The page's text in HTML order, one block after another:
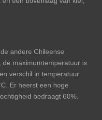
andere Chileense
de maximumtemperatuur is
verschil in temperatuur
Er heerst een hoge
bedraagt 60%.